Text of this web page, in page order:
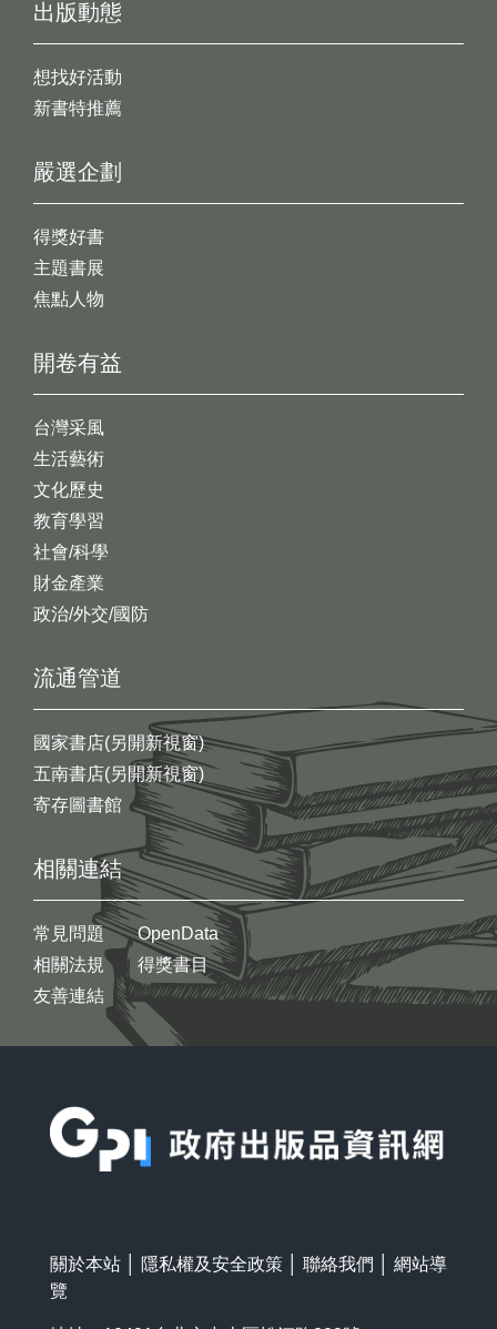
出版動態
想找好活動
新書特推薦
開卷有益
台灣采風
生活藝術
文化歷史
教育學習
社會/科學
財金產業
政治/外交/國防
嚴選企劃
得獎好書
主題書展
焦點人物
流通管道
國家書店(另開新視窗)
五南書店(另開新視窗)
寄存圖書館
相關連結
常見問題
相關法規
友善連結
OpenData
得獎書目
關於本站 隱私權及安全政策 聯絡我們
網站導
覽